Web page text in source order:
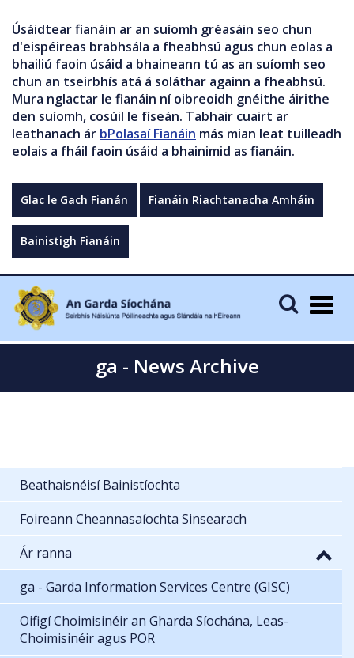
Úsáidtear fianáin ar an suíomh gréasáin seo chun
d'eispéireas brabhsála a fheabhsú agus chun eolas a
bhailiú faoin úsáid a bhaineann tú as an suíomh seo
chun an tseirbhís atá á soláthar againn a fheabhsú.
Mura nglactar le fianáin ní oibreoidh gnéithe áirithe
den suíomh, cosúil le físeán. Tabhair cuairt ar
leathanach ár bPolasaí Fianáin más mian leat tuilleadh
eolais a fháil faoin úsáid a bhainimid as fianáin.
Glac le Gach Fianán Fianáin Riachtanacha Amháin
Bainistigh Fianáin
ga - News Archive
Beathaisnéisí Bainistíochta
Foireann Cheannasaíochta Sinsearach
Ár ranna
ga - Garda Information Services Centre (GISC)
Oifigí Choimisinéir an Gharda Síochána, Leas-
Choimisinéir agus POR